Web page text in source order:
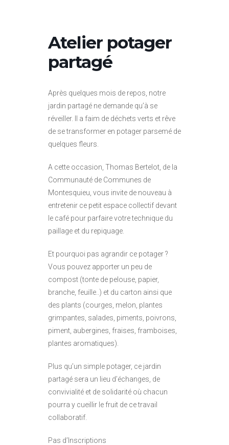
Atelier potager
partagé
Après quelques mois de repos, notre
jardin partagé ne demande qu’à se
réveiller. Il a faim de déchets verts et rêve
de se transformer en potager parsemé de
quelques fleurs.
A cette occasion, Thomas Bertelot, de la
Communauté de Communes de
Montesquieu, vous invite de nouveau à
entretenir ce petit espace collectif devant
le café pour parfaire votre technique du
paillage et du repiquage.
Et pourquoi pas agrandir ce potager ?
Vous pouvez apporter un peu de
compost (tonte de pelouse, papier,
branche, feuille..) et du carton ainsi que
des plants (courges, melon, plantes
grimpantes, salades, piments, poivrons,
piment, aubergines, fraises, framboises,
plantes aromatiques).
Plus qu’un simple potager, ce jardin
partagé sera un lieu d’échanges, de
convivialité et de solidarité où chacun
pourra y cueillir le fruit de ce travail
collaboratif.
Pas d’Inscriptions